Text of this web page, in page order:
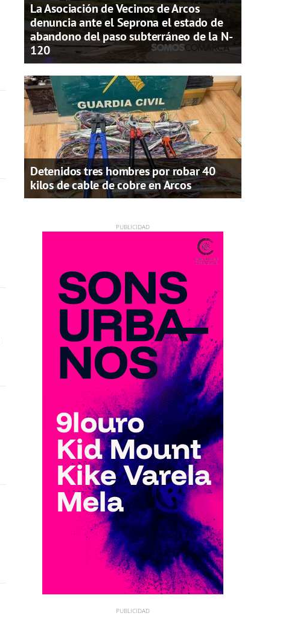
La Asociación de Vecinos de Arcos
denuncia ante el Seprona el estado de
abandono del paso subterráneo de la N-
120
Detenidos tres hombres por robar 40
kilos de cable de cobre en Arcos